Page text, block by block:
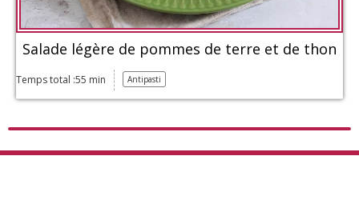
Salade légère de pommes de terre et de thon
Temps total :55 min Antipasti